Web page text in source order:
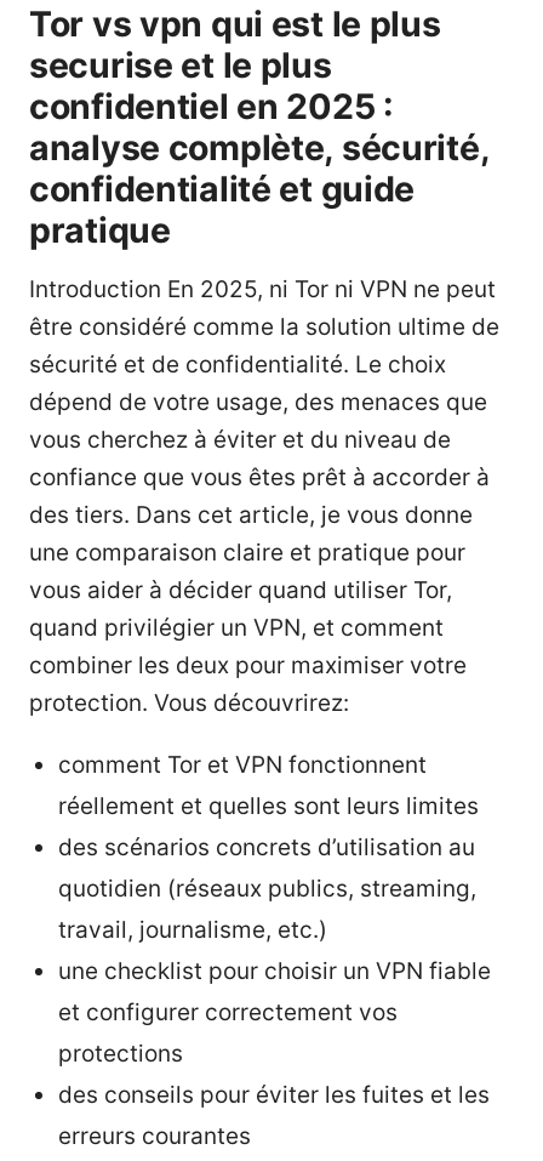
Tor vs vpn qui est le plus
securise et le plus
confidentiel en 2025 :
analyse complète, sécurité,
confidentialité et guide
pratique
Introduction En 2025, ni Tor ni VPN ne peut
être considéré comme la solution ultime de
sécurité et de confidentialité. Le choix
dépend de votre usage, des menaces que
vous cherchez à éviter et du niveau de
confiance que vous êtes prêt à accorder à
des tiers. Dans cet article, je vous donne
une comparaison claire et pratique pour
vous aider à décider quand utiliser Tor,
quand privilégier un VPN, et comment
combiner les deux pour maximiser votre
protection. Vous découvrirez:
comment Tor et VPN fonctionnent
réellement et quelles sont leurs limites
des scénarios concrets d’utilisation au
quotidien (réseaux publics, streaming,
travail, journalisme, etc.)
une checklist pour choisir un VPN fiable
et configurer correctement vos
protections
des conseils pour éviter les fuites et les
erreurs courantes